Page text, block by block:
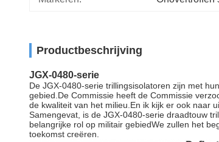
Productbeschrijving
JGX-0480-serie
De JGX-0480-serie trillingsisolatoren zijn met
gebied.De Commissie heeft de Commissie
de kwaliteit van het milieu.En ik kijk er ook naar
Samengevat, is de JGX-0480-serie draadtouw
belangrijke rol op militair gebiedWe zullen het
toekomst creëren.